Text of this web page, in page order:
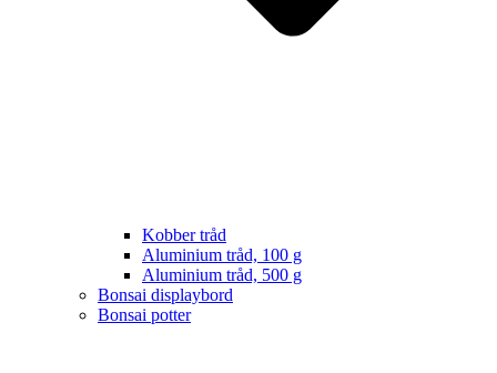
Kobber tråd
Aluminium tråd, 100 g
Aluminium tråd, 500 g
Bonsai displaybord
Bonsai potter